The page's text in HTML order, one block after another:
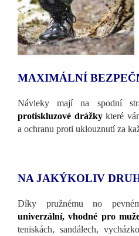
MAXIMÁLNÍ
Návleky mají na spodní
protiskluzové drážkykteré
a ochranu proti uklouznutí za
NA JAKÝKOLIV
Díky pružnému no
univerzální, vhodné pro
teniskách, sandálech,